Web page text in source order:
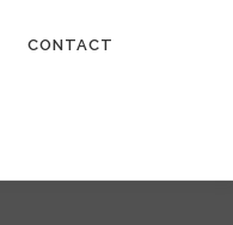
CONTACT